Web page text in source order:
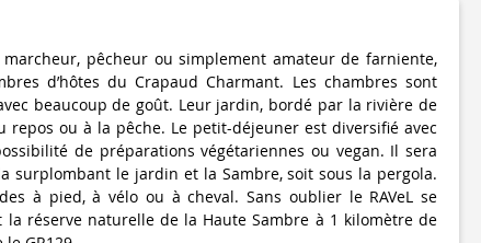
marcheur, pêcheur ou simplement amateur de farniente,
d’hôtes du Crapaud Charmant. Les chambres sont
beaucoup de goût. Leur jardin, bordé par la rivière de
repos ou à la pêche. Le petit-déjeuner est diversifié avec
de préparations végétariennes ou vegan. Il sera
surplombant le jardin et la Sambre, soit sous la pergola.
à pied, à vélo ou à cheval. Sans oublier le RAVeL se
réserve naturelle de la Haute Sambre à 1 kilomètre de